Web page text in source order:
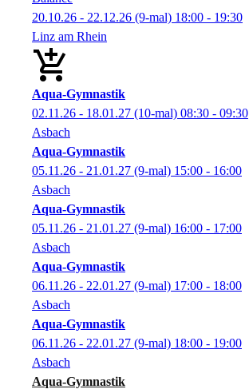
Aqua-Gymnastik
20.10.26 - 22.12.26 (9-mal) 18:00 - 19:30
Linz am Rhein
Aqua-Gymnastik
02.11.26 - 18.01.27 (10-mal) 08:30 - 09:30
Asbach
Aqua-Gymnastik
05.11.26 - 21.01.27 (9-mal) 15:00 - 16:00
Asbach
Aqua-Gymnastik
05.11.26 - 21.01.27 (9-mal) 16:00 - 17:00
Asbach
Aqua-Gymnastik
06.11.26 - 22.01.27 (9-mal) 17:00 - 18:00
Asbach
Aqua-Gymnastik
06.11.26 - 22.01.27 (9-mal) 18:00 - 19:00
Asbach